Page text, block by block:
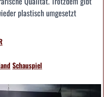
plastisch umgesetzt
Schauspiel